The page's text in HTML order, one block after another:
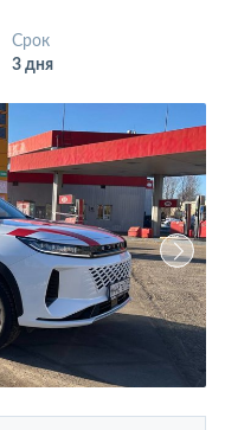
Срок
3 дня